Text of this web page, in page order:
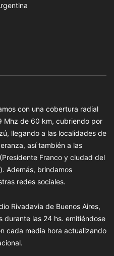
con una cobertura radial
Mhz de 60 km, cubriendo por
llegando a las localidades de
así también a las
Franco y ciudad del
Además, brindamos
redes sociales.
Rivadavia de Buenos Aires,
durante las 24 hs. emitiéndose
cada media hora actualizando